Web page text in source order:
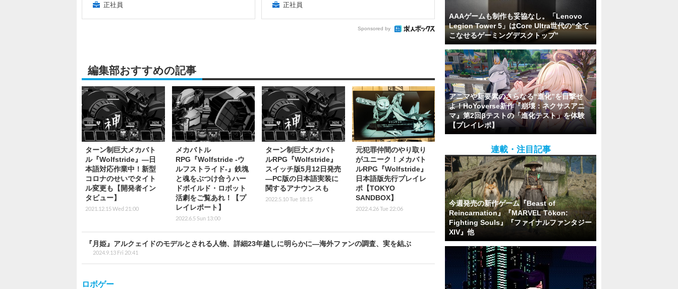
正社員
正社員
Sponsored by
編集部おすすめの記事
ターン制巨大メカバト
ル『Wolfstride』―日
本語対応作業中！新型
コロナのせいでタイト
ル変更も【開発者イン
タビュー】
2021.12.15 Wed 21:00
メカバトル
RPG『Wolfstride -ウ
ルフストライド-』鉄塊
と魂をぶつけ合うハー
ドボイルド・ロボット
活劇をご覧あれ！【プ
レイレポート】
2022.6.5 Sun 13:00
ターン制巨大メカバト
ルRPG『Wolfstride』
スイッチ版5月12日発売
―PC版の日本語実装に
関するアナウンスも
2022.5.10 Tue 18:15
元犯罪仲間のやり取り
がユニーク！メカバト
ルRPG『Wolfstride』
日本語版先行プレイレ
ポ【TOKYO
SANDBOX】
2022.4.26 Tue 22:06
『月姫』アルクェイドのモデルとされる人物、詳細23年越しに明らかに―海外ファンの調査、実を結ぶ
2024.9.13 Fri 20:41
ロボゲー
AAAゲームも制作も妥協なし。「Lenovo
Legion Tower 5」はCore Ultra世代の“全て
こなせるゲーミングデスクトップ”
アニマや新要素のさらなる“進化”を目撃せ
よ！HoYoverse新作『崩壊：ネクサスアニ
マ』第2回βテストの「進化テスト」を体験
【プレイレポ】
連載・注目記事
今週発売の新作ゲーム『Beast of
Reincarnation』『MARVEL Tōkon:
Fighting Souls』『ファイナルファンタジー
XIV』他